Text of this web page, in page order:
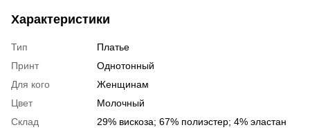
Характеристики
Тип
Платье
Принт
Однотонный
Для кого
Женщинам
Цвет
Молочный
Склад
29% вискоза; 67% полиэстер; 4% эластан